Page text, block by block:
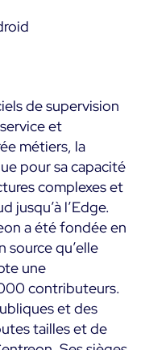
de supervision
et
métiers, la
pour sa capacité
complexes et
jusqu’à l’Edge.
a été fondée en
source qu’elle
une
contributeurs.
et des
tailles et de